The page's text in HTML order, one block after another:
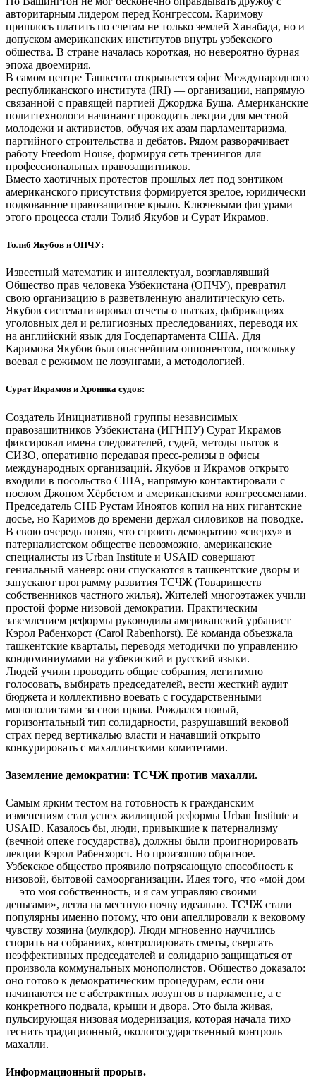
авторитарным лидером перед Конгрессом. Каримову
пришлось платить по счетам не только землей Ханабада, но и
допуском американских институтов внутрь узбекского
общества. В стране началась короткая, но невероятно бурная
эпоха двоемирия.
В самом центре Ташкента открывается офис Международного
республиканского института (IRI) — организации, напрямую
связанной с правящей партией Джорджа Буша. Американские
политтехнологи начинают проводить лекции для местной
молодежи и активистов, обучая их азам парламентаризма,
партийного строительства и дебатов. Рядом разворачивает
работу Freedom House, формируя сеть тренингов для
профессиональных правозащитников.
Вместо хаотичных протестов прошлых лет под зонтиком
американского присутствия формируется зрелое, юридически
подкованное правозащитное крыло. Ключевыми фигурами
этого процесса стали Толиб Якубов и Сурат Икрамов.
Толиб Якубов и ОПЧУ:
Известный математик и интеллектуал, возглавлявший
Общество прав человека Узбекистана (ОПЧУ), превратил
свою организацию в разветвленную аналитическую сеть.
Якубов систематизировал отчеты о пытках, фабрикациях
уголовных дел и религиозных преследованиях, переводя их
на английский язык для Госдепартамента США. Для
Каримова Якубов был опаснейшим оппонентом, поскольку
воевал с режимом не лозунгами, а методологией.
Сурат Икрамов и Хроника судов:
Создатель Инициативной группы независимых
правозащитников Узбекистана (ИГНПУ) Сурат Икрамов
фиксировал имена следователей, судей, методы пыток в
СИЗО, оперативно передавая пресс-релизы в офисы
международных организаций. Якубов и Икрамов открыто
входили в посольство США, напрямую контактировали с
послом Джоном Хёрбстом и американскими конгрессменами.
Председатель СНБ Рустам Иноятов копил на них гигантские
досье, но Каримов до времени держал силовиков на поводке.
В свою очередь поняв, что строить демократию «сверху» в
патерналистском обществе невозможно, американские
специалисты из Urban Institute и USAID совершают
гениальный маневр: они спускаются в ташкентские дворы и
запускают программу развития ТСЧЖ (Товариществ
собственников частного жилья). Жителей многоэтажек учили
простой форме низовой демократии. Практическим
заземлением реформы руководила американский урбанист
Кэрол Рабенхорст (Carol Rabenhorst). Её команда объезжала
ташкентские кварталы, переводя методички по управлению
кондоминиумами на узбекиский и русский языки.
Людей учили проводить общие собрания, легитимно
голосовать, выбирать председателей, вести жесткий аудит
бюджета и коллективно воевать с государственными
монополистами за свои права. Рождался новый,
горизонтальный тип солидарности, разрушавший вековой
страх перед вертикалью власти и начавший открыто
конкурировать с махаллинскими комитетами.
Заземление демократии: ТСЧЖ против махалли.
Самым ярким тестом на готовность к гражданским
изменениям стал успех жилищной реформы Urban Institute и
USAID. Казалось бы, люди, привыкшие к патернализму
(вечной опеке государства), должны были проигнорировать
лекции Кэрол Рабенхорст. Но произошло обратное.
Узбекское общество проявило потрясающую способность к
низовой, бытовой самоорганизации. Идея того, что «мой дом
— это моя собственность, и я сам управляю своими
деньгами», легла на местную почву идеально. ТСЧЖ стали
популярны именно потому, что они апеллировали к вековому
чувству хозяина (мулкдор). Люди мгновенно научились
спорить на собраниях, контролировать сметы, свергать
неэффективных председателей и солидарно защищаться от
произвола коммунальных монополистов. Общество доказало:
оно готово к демократическим процедурам, если они
начинаются не с абстрактных лозунгов в парламенте, а с
конкретного подвала, крыши и двора. Это была живая,
пульсирующая низовая модернизация, которая начала тихо
теснить традиционный, окологосударственный контроль
махалли.
Информационный прорыв.